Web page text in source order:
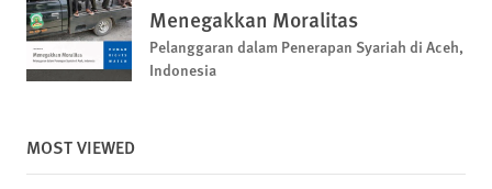
Menegakkan Moralitas
Pelanggaran dalam Penerapan Syariah di Aceh,
Indonesia
MOST VIEWED